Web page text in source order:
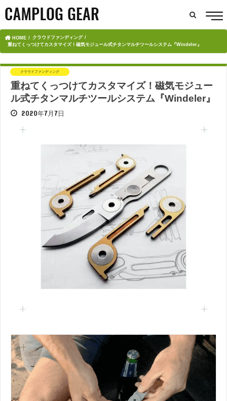
HOME
クラウドファンディング
重ねてくっつけてカスタマイズ！磁気モジュール式チタンマルチツールシステム『Windeler』
クラウドファンディング
重ねてくっつけてカスタマイズ！磁気モジュー
ル式チタンマルチツールシステム『Windeler』
2020年7月7日